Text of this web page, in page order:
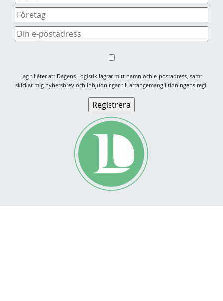
Jag tillåter att Dagens Logistik lagrar mitt namn och e-postadress, samt
skickar mig nyhetsbrev och inbjudningar till arrangemang i tidningens regi.